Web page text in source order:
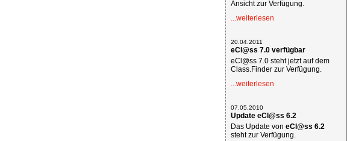
Ansicht zur Verfügung.
...weiterlesen
20.04.2011
eCl@ss 7.0 verfügbar
eCl@ss 7.0 steht jetzt auf dem
Class.Finder zur Verfügung.
...weiterlesen
07.05.2010
Update eCl@ss 6.2
Das Update von eCl@ss 6.2
steht zur Verfügung.